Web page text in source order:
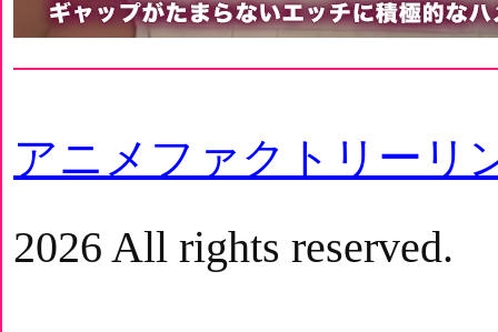
アニメファクトリーリ
2026 All rights reserved.